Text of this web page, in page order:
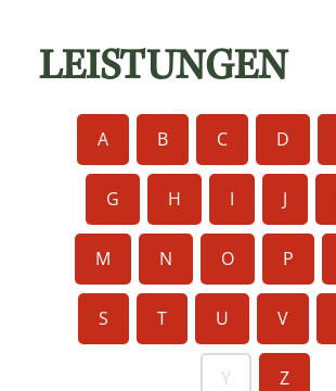
LEISTUNGEN
A B C D
G H I J
M N O P
S T U V
Y Z